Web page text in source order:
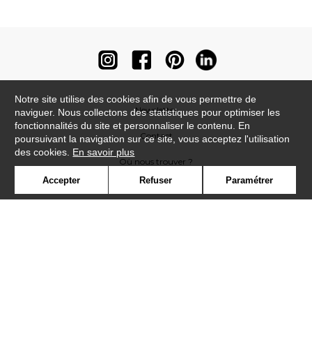
Newsletter
Contact
Où nous trouver ?
Notre site utilise des cookies afin de vous permettre de
naviguer. Nous collectons des statistiques pour optimiser les
fonctionnalités du site et personnaliser le contenu. En
poursuivant la navigation sur ce site, vous acceptez l'utilisation
des cookies. En savoir plus
Accepter Refuser Paramétrer